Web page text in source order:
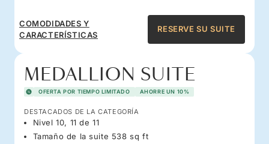
COMODIDADES Y
CARACTERÍSTICAS
RESERVE SU SUITE
MEDALLION SUITE
OFERTA POR TIEMPO LIMITADO AHORRE UN 10%
DESTACADOS DE LA CATEGORÍA
Nivel 10, 11 de 11
Tamaño de la suite 538 sq ft